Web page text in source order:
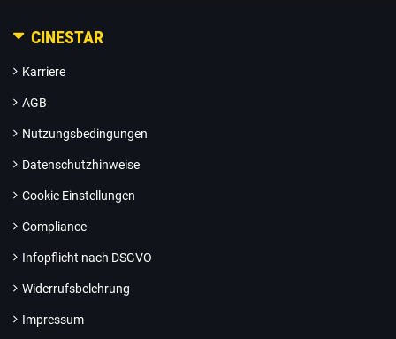
CINESTAR
Karriere
AGB
Nutzungsbedingungen
Datenschutzhinweise
Cookie Einstellungen
Compliance
Infopflicht nach DSGVO
Widerrufsbelehrung
Impressum